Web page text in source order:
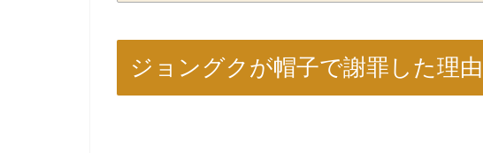
ジョングクが帽子で謝罪した理由